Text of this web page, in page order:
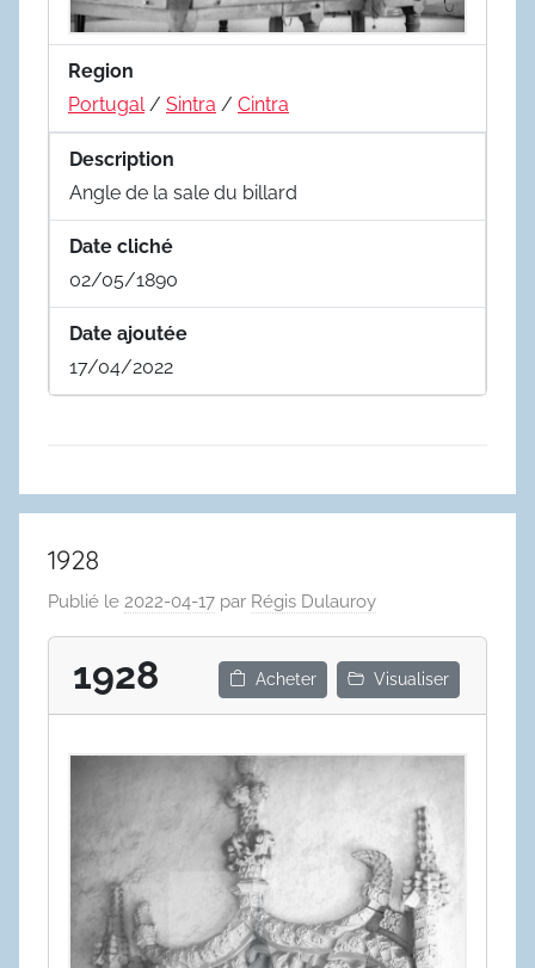
Region
Portugal/ Sintra / Cintra
Description
Angle de la sale du billard
Date cliché
02/05/1890
Date ajoutée
17/04/2022
1928
Publié le 2022-04-17 par Régis Dulauroy
1928 Acheter Visualiser